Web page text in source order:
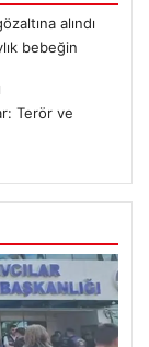
alındı
bebeğin
Terör ve